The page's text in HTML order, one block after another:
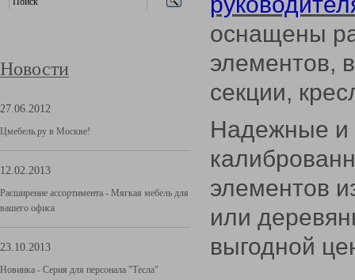
Новости
27.06.2012
Цмебель.ру в Москве!
12.02.2013
Расширение ассортимента - Мягкая мебель для
вашего офиса
23.10.2013
Новинка - Серия для персонала "Тесла"
оснащены
элементов,
секции,
Надежные и
элементов
или
выгодной